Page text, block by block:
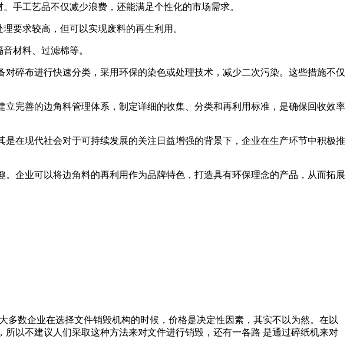
手工艺品不仅减少浪费，还能满足个性化的市场需求。
要求较高，但可以实现废料的再生利用。
材料、过滤棉等。
碎布进行快速分类，采用环保的染色或处理技术，减少二次污染。这些措施不仅
完善的边角料管理体系，制定详细的收集、分类和再利用标准，是确保回收效率
在现代社会对于可持续发展的关注日益增强的背景下，企业在生产环节中积极推
企业可以将边角料的再利用作为品牌特色，打造具有环保理念的产品，从而拓展
多数企业在选择文件销毁机构的时候，价格是决定性因素，其实不以为然。在以
以不建议人们采取这种方法来对文件进行销毁，还有一各路 是通过碎纸机来对